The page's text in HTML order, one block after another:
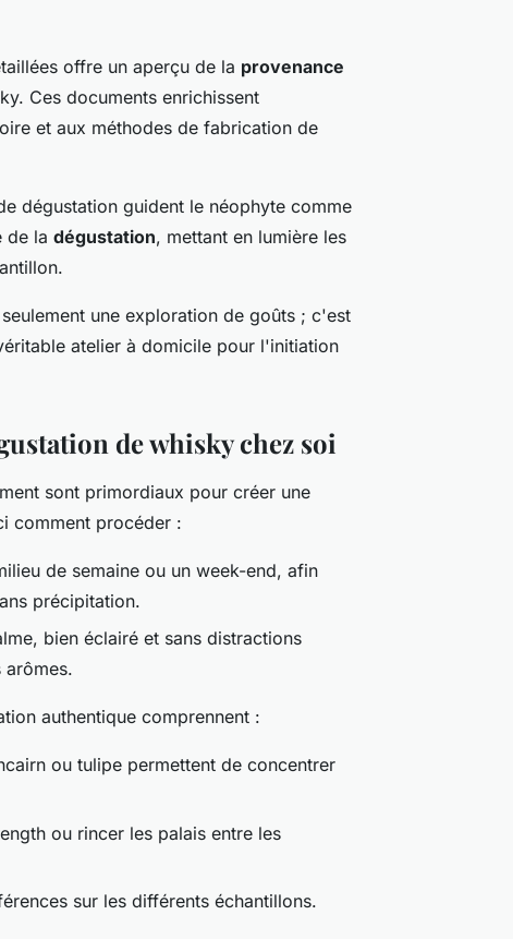
offre un aperçu de la provenance
Ces documents enrichissent
et aux méthodes de fabrication de
dégustation guident le néophyte comme
de la dégustation, mettant en lumière les
une exploration de goûts ; c'est
atelier à domicile pour l'initiation
de whisky chez soi
sont primordiaux pour créer une
comment procéder :
de semaine ou un week-end, afin
précipitation.
bien éclairé et sans distractions
authentique comprennent :
ou tulipe permettent de concentrer
ou rincer les palais entre les
sur les différents échantillons.